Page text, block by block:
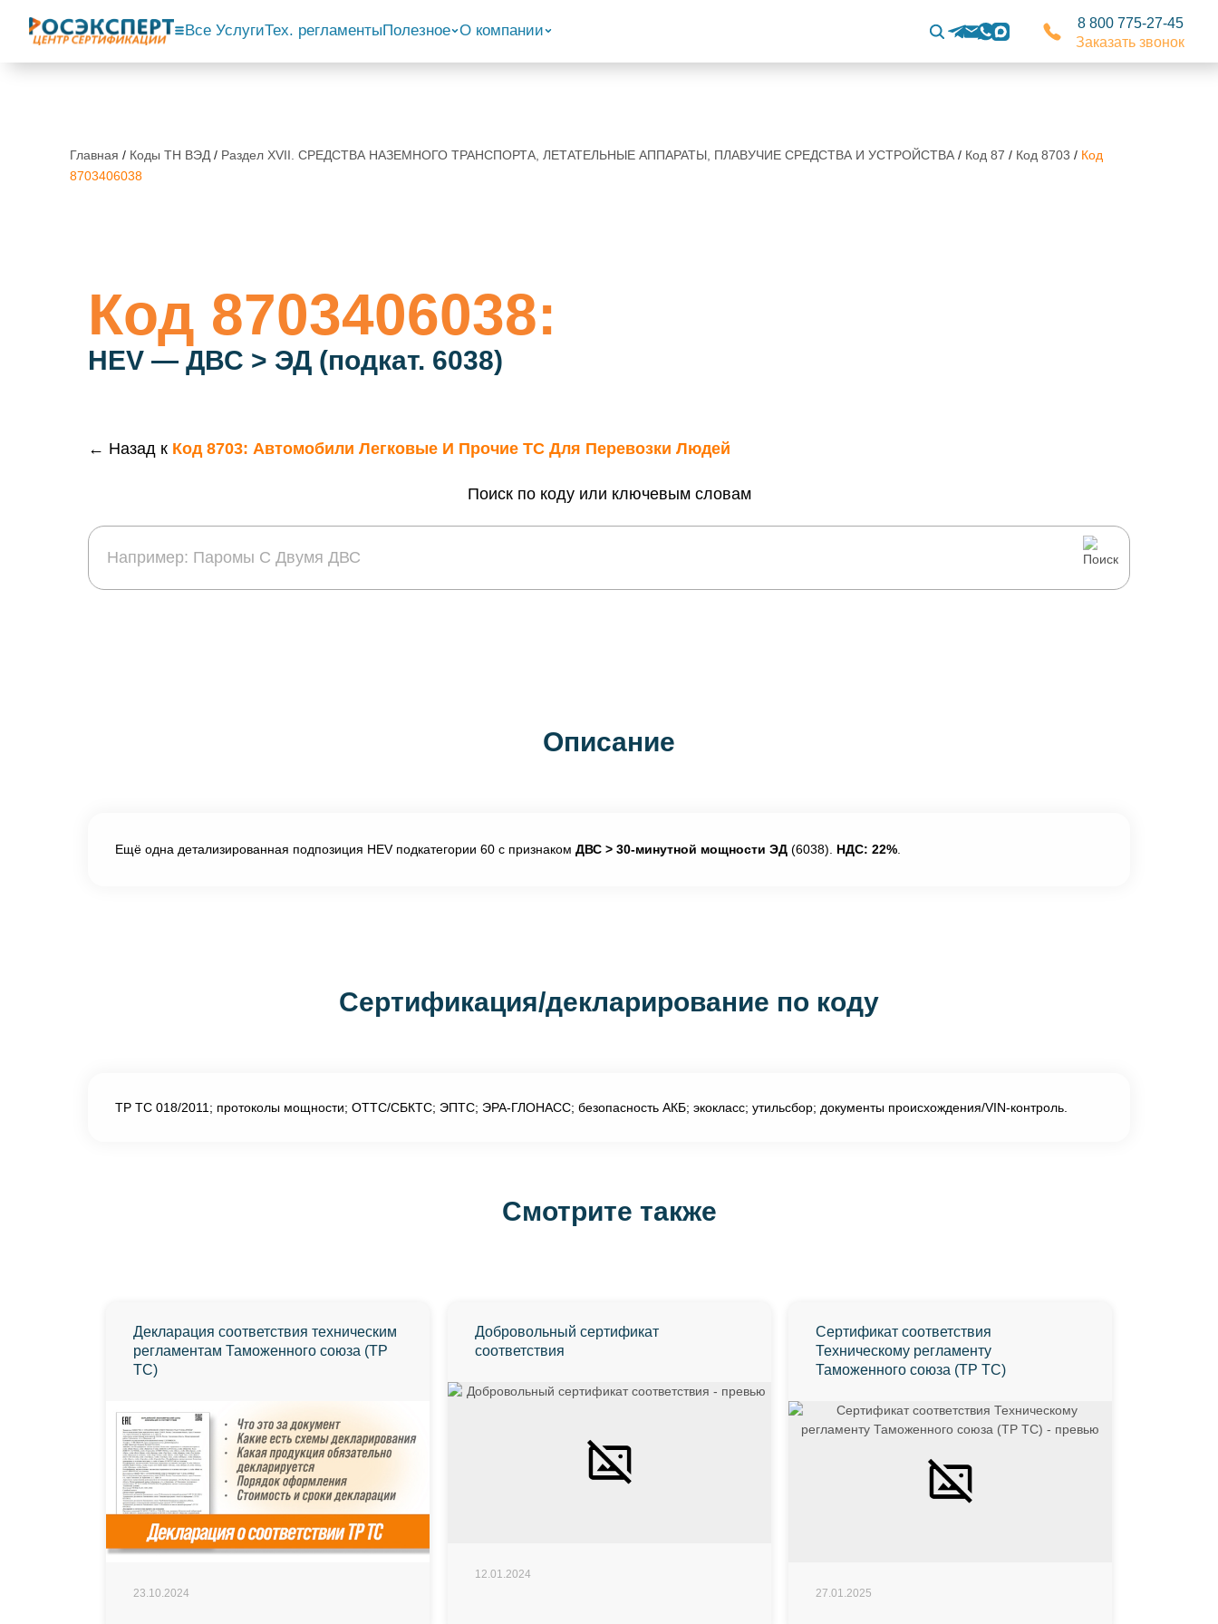
Все УслугиТех. регламенты Полезное О компании
8 800 775-27-45
Заказать звонок
Главная / Коды ТН ВЭД / Раздел XVII. СРЕДСТВА НАЗЕМНОГО ТРАНСПОРТА, ЛЕТАТЕЛЬНЫЕ АППАРАТЫ, ПЛАВУЧИЕ СРЕДСТВА И УСТРОЙСТВА / Код 87 / Код 8703 / Код
8703406038
Код 8703406038:
HEV — ДВС > ЭД (подкат. 6038)
← Назад к Код 8703: Автомобили Легковые И Прочие ТС Для Перевозки Людей
Поиск по коду или ключевым словам
Описание
Ещё одна детализированная подпозиция HEV подкатегории 60 с признаком ДВС > 30-минутной мощности ЭД (6038). НДС: 22%
Сертификация/декларирование по коду
ТР ТС 018/2011; протоколы мощности; ОТТС/СБКТС; ЭПТС; ЭРА-ГЛОНАСС; безопасность АКБ; экокласс; утильсбор; документы происхождения/VIN-контроль.
Смотрите также
Декларация соответствия техническим
регламентам Таможенного союза (ТР
ТС)
23.10.2024
Добровольный сертификат
соответствия
12.01.2024
Сертификат соответствия
Техническому регламенту
Таможенного союза (ТР ТС)
27.01.2025